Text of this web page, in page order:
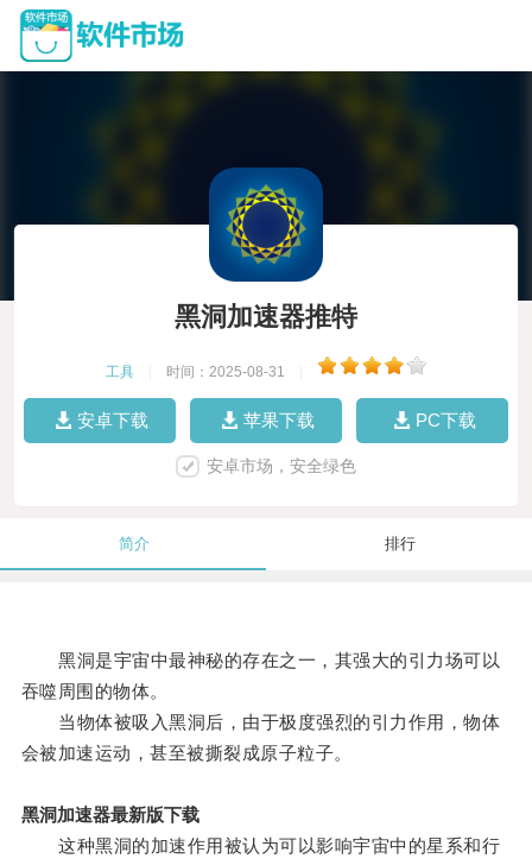
黑洞加速器推特
工具 时间：2025-08-31
安卓下载 苹果下载 PC下载
安卓市场，安全绿色
简介 排行
黑洞是宇宙中最神秘的存在之一，其强大的引力场可以
吞噬周围的物体。
当物体被吸入黑洞后，由于极度强烈的引力作用，物体
会被加速运动，甚至被撕裂成原子粒子。
黑洞加速器最新版下载
这种黑洞的加速作用被认为可以影响宇宙中的星系和行